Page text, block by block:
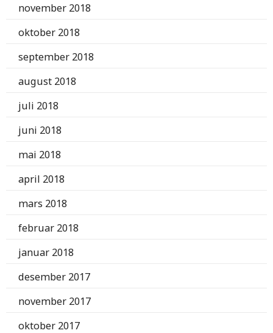
november 2018
oktober 2018
september 2018
august 2018
juli 2018
juni 2018
mai 2018
april 2018
mars 2018
februar 2018
januar 2018
desember 2017
november 2017
oktober 2017